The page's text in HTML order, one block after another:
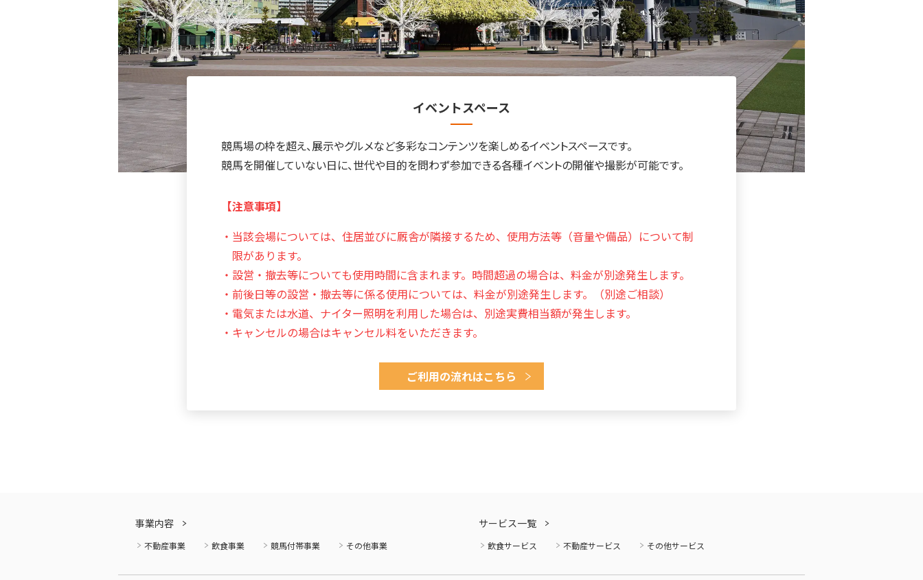
イベントスペース
競馬場の枠を超え、展示やグルメなど多彩なコンテンツを楽しめるイベントスペースです。
競馬を開催していない日に、世代や目的を問わず参加できる各種イベントの開催や撮影が可能です。
【注意事項】
・当該会場については、住居並びに厩舎が隣接するため、使用方法等（音量や備品）について制
限があります。
・設営・撤去等についても使用時間に含まれます。時間超過の場合は、料金が別途発生します。
・前後日等の設営・撤去等に係る使用については、料金が別途発生します。（別途ご相談）
・電気または水道、ナイター照明を利用した場合は、別途実費相当額が発生します。
・キャンセルの場合はキャンセル料をいただきます。
ご利用の流れはこちら
事業内容
不動産事業 飲食事業 競馬付帯事業 その他事業
サービス一覧
飲食サービス 不動産サービス その他サービス